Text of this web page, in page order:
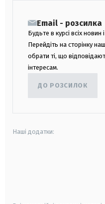
Email - розсилка
Будьте в курсі всіх новин
Перейдіть на сторінку
обрати ті, що
інтересам.
ДО РОЗСИЛОК
Наші додатки: